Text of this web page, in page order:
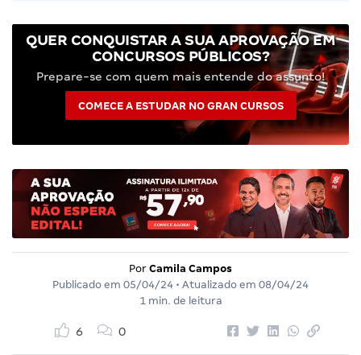
QUER CONQUISTAR A SUA APROVAÇÃO EM
CONCURSOS PÚBLICOS?
Prepare-se com quem mais entende do assunto!
COMECE A ESTUDAR NO GRAN CURSOS
Por Camila Campos
Publicado em 05/04/24 • Atualizado em 08/04/24
1 min. de leitura
6 0